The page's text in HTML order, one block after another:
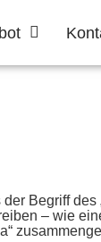
Begriff des
– wie